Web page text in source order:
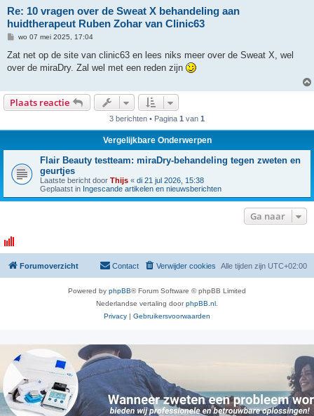
Re: 10 vragen over de Sweat X behandeling aan
huidtherapeut Ruben Zohar van Clinic63
B
r
c
wo 07 mei 2025, 17:04
Zat net op de site van clinic63 en lees niks meer over de Sweat X, wel
over de miraDry. Zal wel met een reden zijn
Plaats reactie
3 berichten • Pagina 1 van 1
Vergelijkbare Onderwerpen
Flair Beauty testteam: miraDry-behandeling tegen zweten en
geurtjes
Laatste bericht door Thijs « di 21 jul 2026, 15:38
Geplaatst in Ingescande artikelen en nieuwsberichten
Ga naar
Forumoverzicht Alle tijden zijn UTC+02:00
Verwijder cookies
Contact
Powered by phpBB® Forum Software © phpBB Limited
Nederlandse vertaling doorphpBB.nl
Privacy | Gebruikersvoorwaarden